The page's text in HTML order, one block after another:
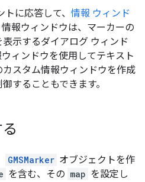
に応答して、 情報 ウィンド
報ウィンドウは、マーカーの
示するダイアログ ウィンド
ィンドウを使用してテキスト
スタム情報ウィンドウを作成
することもできます。
GMSMarker オブジェクトを作
を含む、その map を設定し